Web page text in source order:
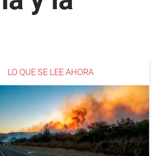
LO QUE SE LEE AHORA